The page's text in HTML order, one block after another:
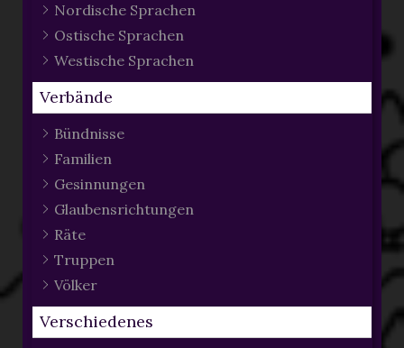
Nordische Sprachen
Ostische Sprachen
Westische Sprachen
Verbände
Bündnisse
Familien
Gesinnungen
Glaubensrichtungen
Räte
Truppen
Völker
Verschiedenes